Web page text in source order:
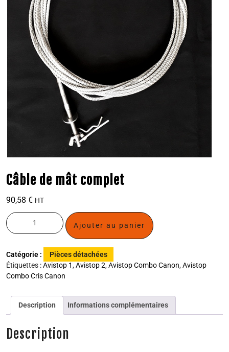
Câble de mât complet
90,58 € HT
Ajouter au panier
Catégorie :
Pièces détachées
Étiquettes :Avistop 1,Avistop 2,Avistop Combo Canon,Avistop
Combo Cris Canon
Description Informations complémentaires
Description